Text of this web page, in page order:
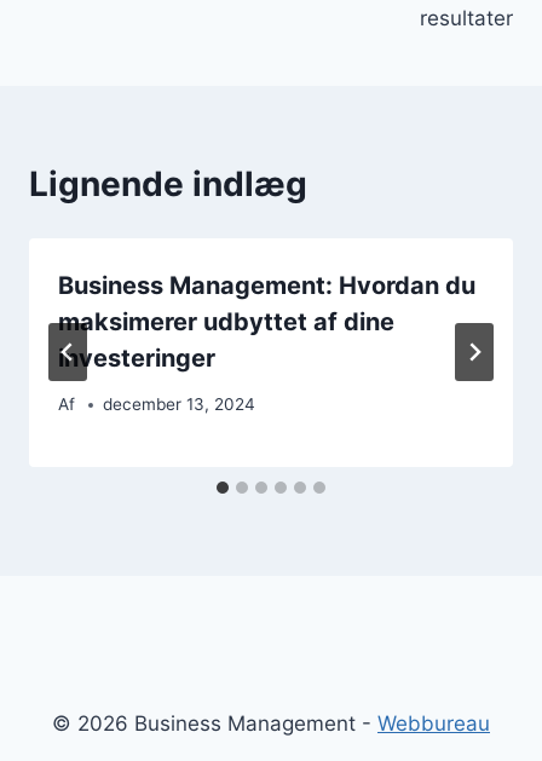
resultater
Lignende indlæg
Business Management: Hvordan du
maksimerer udbyttet af dine
investeringer
Af december 13, 2024
© 2026 Business Management - Webbureau